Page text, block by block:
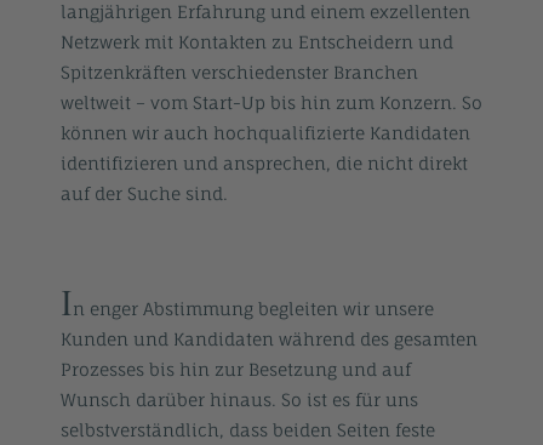
langjährigen Erfahrung und einem exzellenten
Netzwerk mit Kontakten zu Entscheidern und
Spitzenkräften verschiedenster Branchen
weltweit – vom Start-Up bis hin zum Konzern. So
können wir auch hochqualifizierte Kandidaten
identifizieren und ansprechen, die nicht direkt
auf der Suche sind.
In enger Abstimmung begleiten wir unsere
Kunden und Kandidaten während des gesamten
Prozesses bis hin zur Besetzung und auf
Wunsch darüber hinaus. So ist es für uns
selbstverständlich, dass beiden Seiten feste